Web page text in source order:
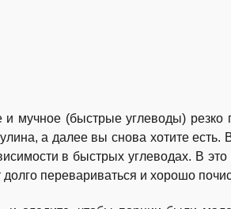
и мучное (быстрые углеводы)
а далее вы снова хотите есть.
в быстрых углеводах. В
долго перевариваться и хорошо